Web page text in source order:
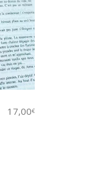
17,00€